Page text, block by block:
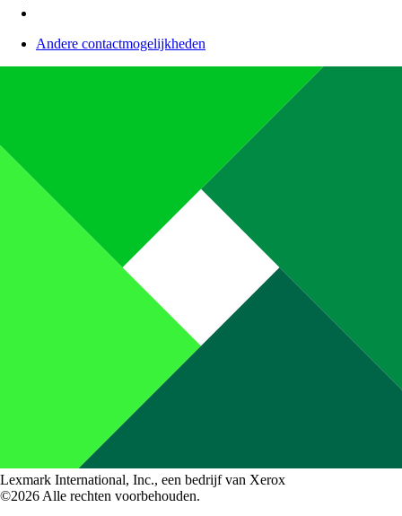
Andere contactmogelijkheden
Lexmark International, Inc., een bedrijf van Xerox
©2026 Alle rechten voorbehouden.